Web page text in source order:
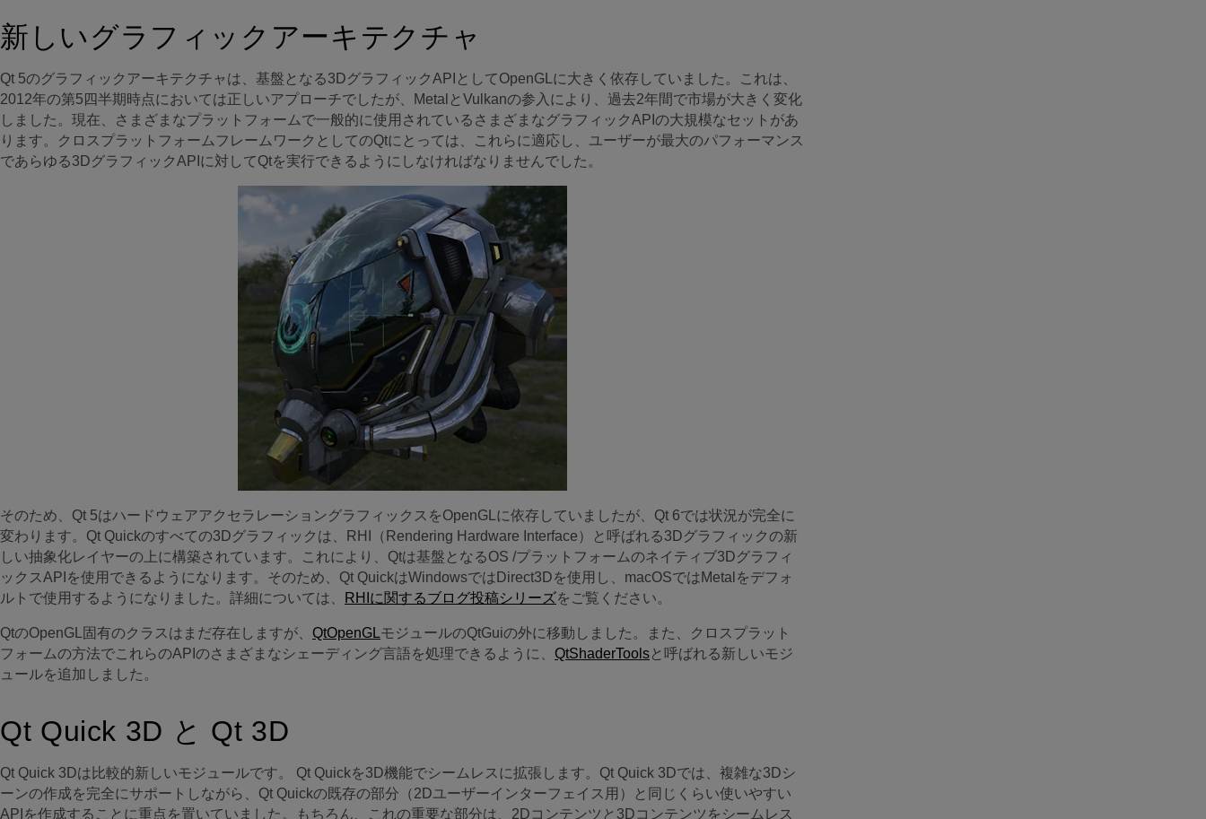
新しいグラフィックアーキテクチャ
Qt 5のグラフィックアーキテクチャは、基盤となる3DグラフィックAPIとしてOpenGLに大きく依存していました。これは、
2012年の第5四半期時点においては正しいアプローチでしたが、MetalとVulkanの参入により、過去2年間で市場が大きく変化
しました。現在、さまざまなプラットフォームで一般的に使用されているさまざまなグラフィックAPIの大規模なセットがあ
ります。クロスプラットフォームフレームワークとしてのQtにとっては、これらに適応し、ユーザーが最大のパフォーマンス
であらゆる3DグラフィックAPIに対してQtを実行できるようにしなければなりませんでした。
そのため、Qt 5はハードウェアアクセラレーショングラフィックスをOpenGLに依存していましたが、Qt 6では状況が完全に
変わります。Qt Quickのすべての3Dグラフィックは、RHI（Rendering Hardware Interface）と呼ばれる3Dグラフィックの新
しい抽象化レイヤーの上に構築されています。これにより、Qtは基盤となるOS /プラットフォームのネイティブ3Dグラフィ
ックスAPIを使用できるようになります。そのため、Qt QuickはWindowsではDirect3Dを使用し、macOSではMetalをデフォ
ルトで使用するようになりました。詳細については、
RHIに関するブログ投稿シリーズをご覧ください。
QtのOpenGL固有のクラスはまだ存在しますが、 QtOpenGLモジュールのQtGuiの外に移動しました。また、クロスプラット
フォームの方法でこれらのAPIのさまざまなシェーディング言語を処理できるように、 QtShaderToolsと呼ばれる新しいモジ
ュールを追加しました。
Qt Quick 3D と Qt 3D
Qt Quick 3Dは比較的新しいモジュールです。 Qt Quickを3D機能でシームレスに拡張します。Qt Quick 3Dでは、複雑な3Dシ
ーンの作成を完全にサポートしながら、Qt Quickの既存の部分（2Dユーザーインターフェイス用）と同じくらい使いやすい
APIを作成することに重点を置いていました。もちろん、これの重要な部分は、2Dコンテンツと3Dコンテンツをシームレス